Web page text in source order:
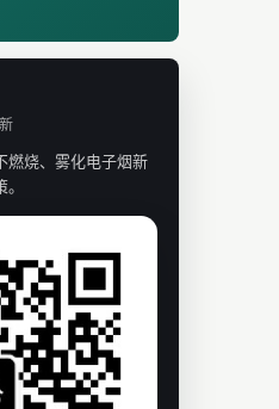
燃烧、雾化电子烟新